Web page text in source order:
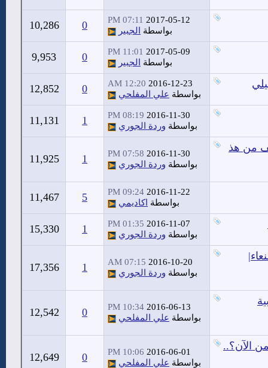
2017-05-12
07:11 PM
بواسطة
الجبير 0
10,286
2017-05-09
11:01 PM
بواسطة
الجبير 0
9,953
2016-12-23
12:20 AM
بواسطة علي المفلحي 0
12,852
2016-11-30
08:19 PM
بواسطة وردة الجوري 1
11,131
من هذ 2016-11-30
07:58 PM
بواسطة وردة الجوري 1
11,925
2016-11-22
09:24 PM
بواسطة اكاديمي 5
11,467
2016-11-07
01:35 PM
بواسطة وردة الجوري 1
15,330
2016-10-20
07:15 AM
بواسطة وردة الجوري 1
17,356
2016-06-13
10:34 PM
بواسطة علي المفلحي 0
12,542
الآن؟.. 2016-06-01
10:06 PM
بواسطة علي المفلحي 0
12,649